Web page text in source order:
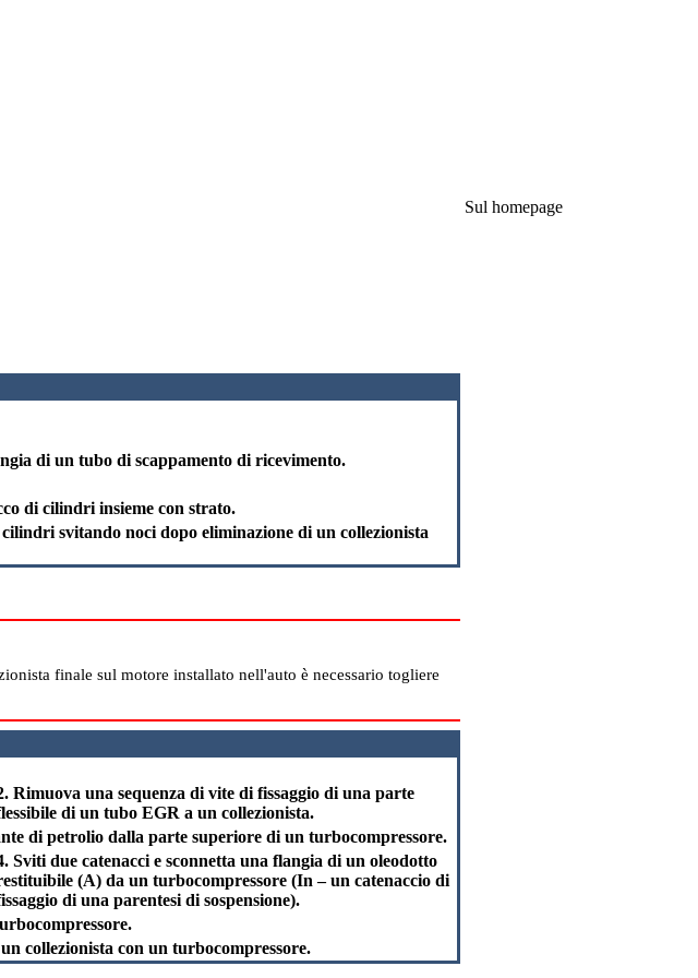
di un tubo di scappamento di ricevimento.
di cilindri insieme con strato.
svitando noci dopo eliminazione di un collezionista
finale sul motore installato nell'auto è necessario togliere
Rimuova una sequenza di vite di fissaggio di una parte
di un tubo EGR a un collezionista.
di petrolio dalla parte superiore di un turbocompressore.
Sviti due catenacci e sconnetta una flangia di un oleodotto
(A) da un turbocompressore (In – un catenaccio di
di una parentesi di sospensione).
collezionista con un turbocompressore.
Sul homepage